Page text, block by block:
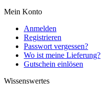
Mein Konto
Anmelden
Registrieren
Passwort vergessen?
Wo ist meine Lieferung?
Gutschein einlösen
Wissenswertes